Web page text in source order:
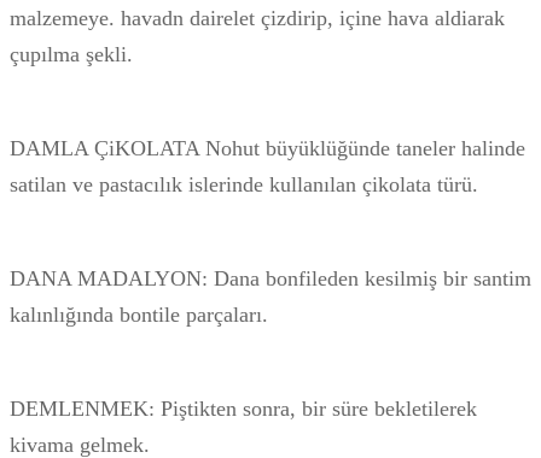
malzemeye. havadn dairelet çizdirip, içine hava aldiarak
çupılma şekli.
DAMLA ÇiKOLATA Nohut büyüklüğünde taneler halinde
satilan ve pastacılık islerinde kullanılan çikolata türü.
DANA MADALYON: Dana bonfileden kesilmiş bir santim
kalınlığında bontile parçaları.
DEMLENMEK: Piştikten sonra, bir süre bekletilerek
kivama gelmek.